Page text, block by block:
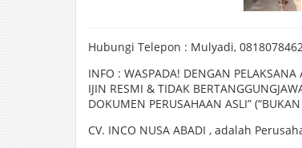
Hubungi Telepon : Mulyadi,
INFO : WASPADA! DENGAN
IJIN RESMI & TIDAK
DOKUMEN PERUSAHAAN ASLI”
CV. INCO NUSA ABADI , adalah